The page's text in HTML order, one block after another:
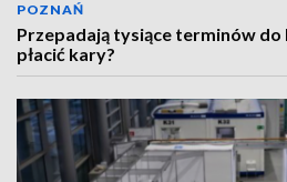
POZNAŃ
Przepadają tysiące terminów do
płacić kary?